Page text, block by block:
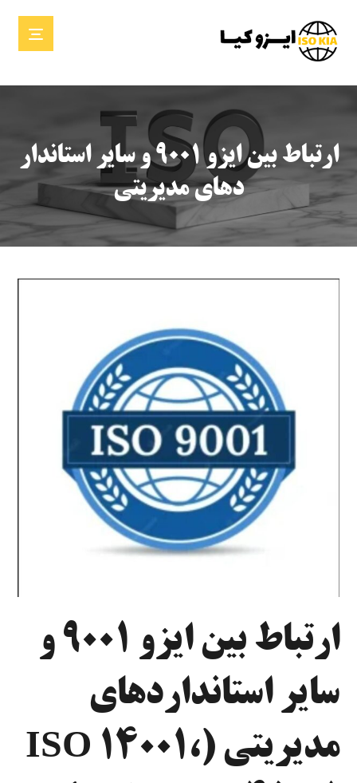
ارتباط بین ایزو ۹۰۰۱ و سایر استاندار
دهای مدیریتی
ارتباط بین ایزو ۹۰۰۱ و
سایر استانداردهای
مدیریتی (ISO 14001،